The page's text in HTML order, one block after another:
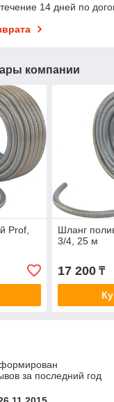
14 дней по
компании
Prof,
Шланг
3/4, 25 м
17 200₸
за последний год